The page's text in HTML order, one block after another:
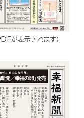
が表示されます）